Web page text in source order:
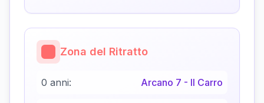
Zona del Ritratto
0 anni: Arcano 7 - Il Carro